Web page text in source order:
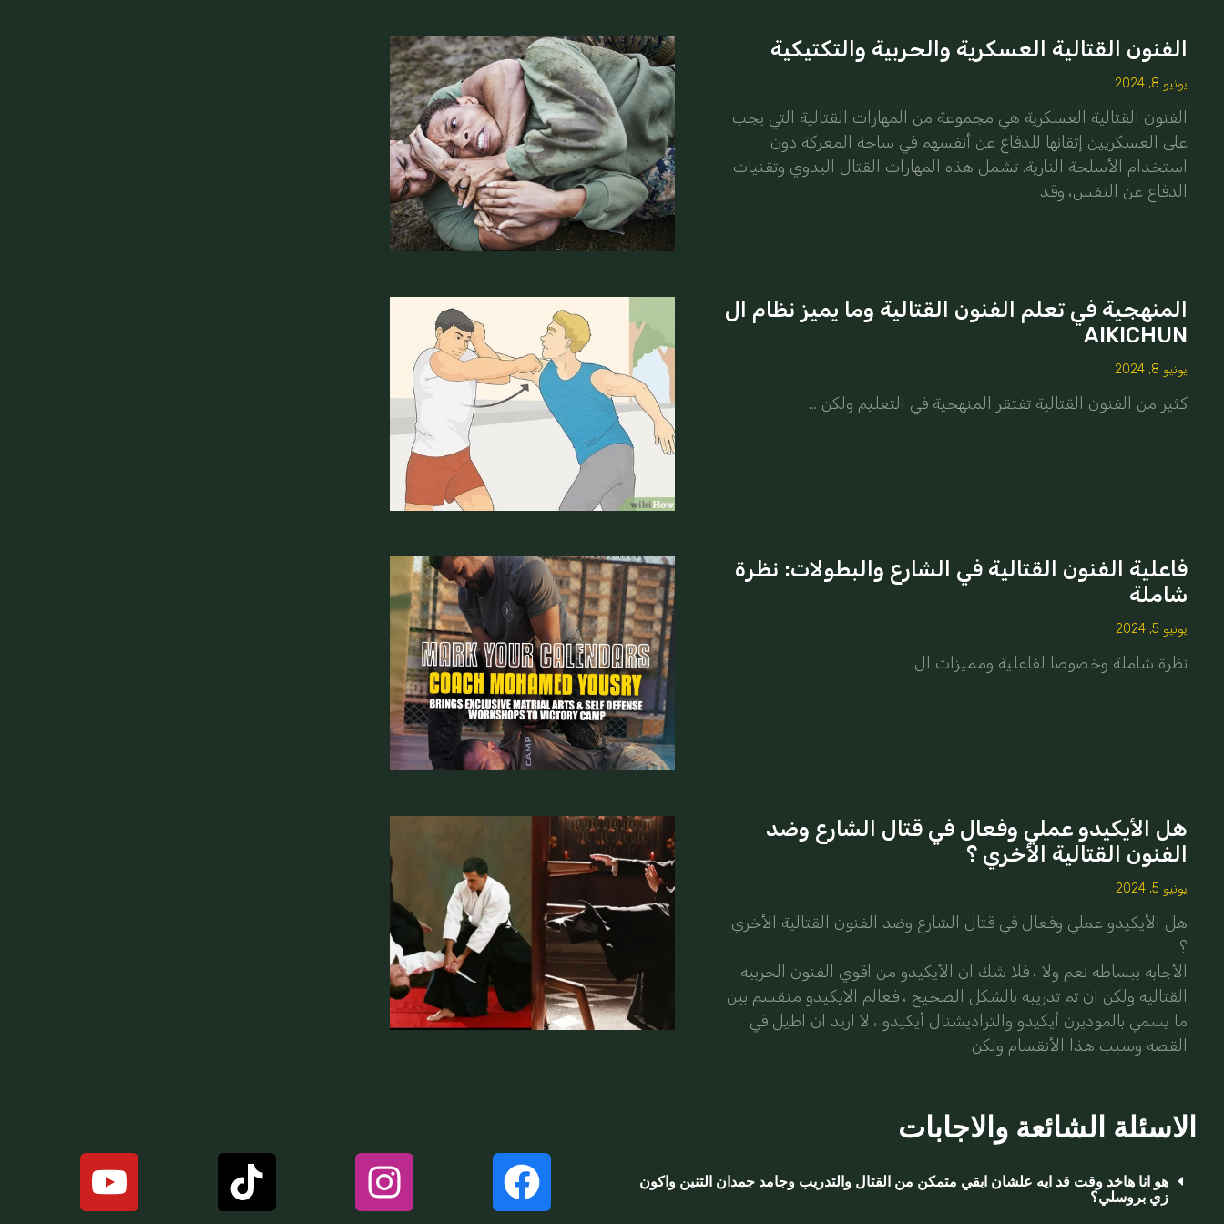
الفنون القتالية العسكرية والحربية والتكتيكية
يونيو 8, 2024
الفنون القتالية العسكرية هي مجموعة من المهارات القتالية التي يجب
على العسكريين إتقانها للدفاع عن أنفسهم في ساحة المعركة دون
استخدام الأسلحة النارية. تشمل هذه المهارات القتال اليدوي وتقنيات
الدفاع عن النفس، وقد
المنهجية في تعلم الفنون القتالية وما يميز نظام ال
AIKICHUN
يونيو 8, 2024
كثير من الفنون القتالية تفتقر المنهجية في التعليم ولكن …
فاعلية الفنون القتالية في الشارع والبطولات: نظرة
شاملة
يونيو 5, 2024
نظرة شاملة وخصوصا لفاعلية ومميزات ال.
هل الأيكيدو عملي وفعال في قتال الشارع وضد
الفنون القتالية الأخري ؟
يونيو 5, 2024
هل الأيكيدو عملي وفعال في قتال الشارع وضد الفنون القتالية الأخري
؟
الأجابه ببساطه نعم ولا ، فلا شك ان الأيكيدو من اقوي الفنون الحربيه
القتاليه ولكن ان تم تدريبه بالشكل الصحيح ، فعالم الايكيدو منقسم بين
ما يسمي بالموديرن أيكيدو والتراديشنال أيكيدو ، لا اريد ان اطيل في
القصه وسبب هذا الأنقسام ولكن
الاسئلة الشائعة والاجابات
هو انا هاخد وقت قد ايه علشان ابقي متمكن من القتال والتدريب وجامد جمدان التنين واكون
زي بروسلي؟